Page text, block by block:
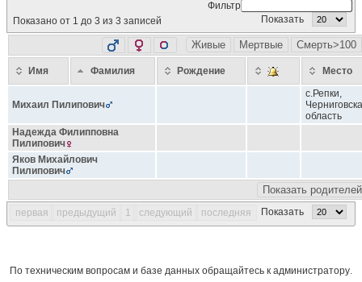
Фильтр
Показано от 1 до 3 из 3 записей
Показать
Живые Мертвые Смерть>100
Имя Фамилия Рождение Место
Показать родителей
Михаил Пилипович
с.Репки,
область
Надежда Филипповна
Пилипович
Яков Михайлович
Пилипович
первая предыдущий 1 следующий последняя Показать
По техническим вопросам и базе данных обращайтесь к администратору.